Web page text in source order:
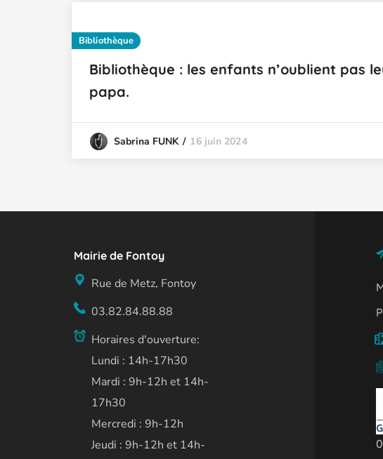
Bibliothèque
Bibliothèque : les enfants n’oublient pas
papa.
Sabrina FUNK 16 juin 2024
Mairie de Fontoy
Rue de Metz, Fontoy
03.82.84.88.88
Horaires d'ouverture:
Lundi : 14h-17h30
Mardi : 9h-12h et 14h-
17h30
Mercredi : 9h-12h
Jeudi : 9h-12h et 14h-